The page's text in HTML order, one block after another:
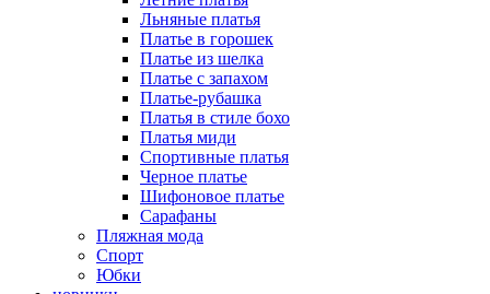
Льняные платья
Платье в горошек
Платье из шелка
Платье с запахом
Платье-рубашка
Платья в стиле бохо
Платья миди
Спортивные платья
Черное платье
Шифоновое платье
Сарафаны
Пляжная мода
Спорт
Юбки